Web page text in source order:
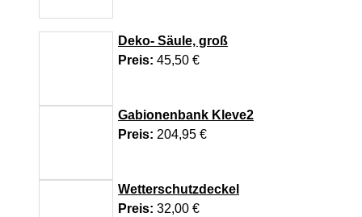
Deko- Säule, groß
Preis: 45,50 €
Gabionenbank Kleve2
Preis: 204,95 €
Wetterschutzdeckel
Preis: 32,00 €